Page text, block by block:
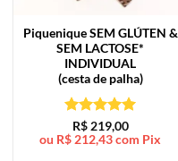
Piquenique SEM GLÚTEN &
SEM LACTOSE*
INDIVIDUAL
(cesta de palha)
Avaliação5
de 5
R$219,00
ou R$ 212,43com Pix